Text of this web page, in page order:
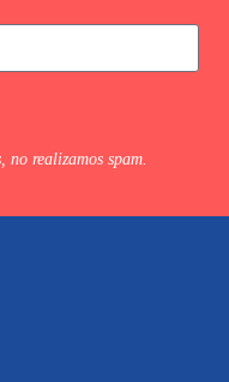
no realizamos spam.